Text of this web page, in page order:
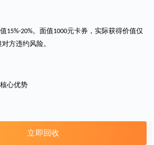
15%-20%。面值1000元卡券，实际获得价值仅
方违约风险。
心优势
立即回收